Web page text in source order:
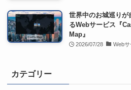
世界中のお城巡りが
るWebサービス『
Map』
2026/07/28 Webサ
カテゴリー